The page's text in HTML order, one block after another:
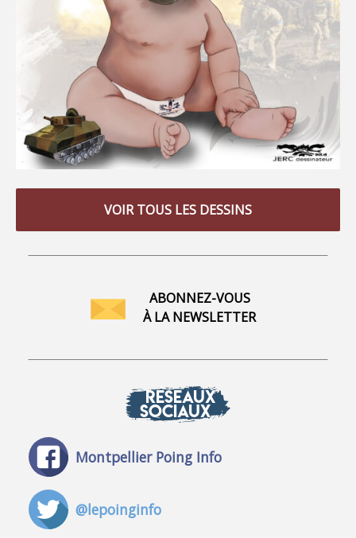
VOIR TOUS LES DESSINS
ABONNEZ-VOUS
À LA NEWSLETTER
RÉSEAUX
SOCIAUX
Montpellier Poing Info
@lepoinginfo